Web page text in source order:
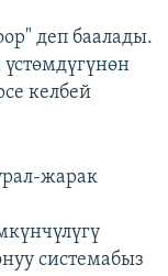
деп баалады.
келбей
жарак
системабыз